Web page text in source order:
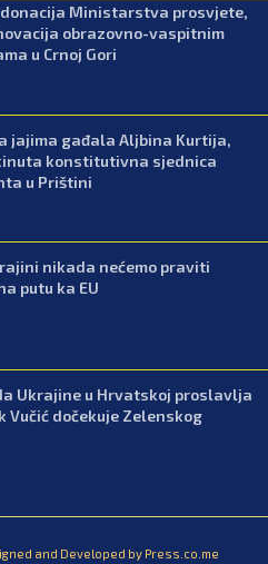
Ministarstva prosvjete,
obrazovno-vaspitnim
u Crnoj Gori
jajima gađala Aljbina Kurtija,
konstitutivna sjednica
u Prištini
nikada nećemo praviti
putu ka EU
Ukrajine u Hrvatskoj proslavlja
Vučić dočekuje Zelenskog
and Developed by Press.co.me